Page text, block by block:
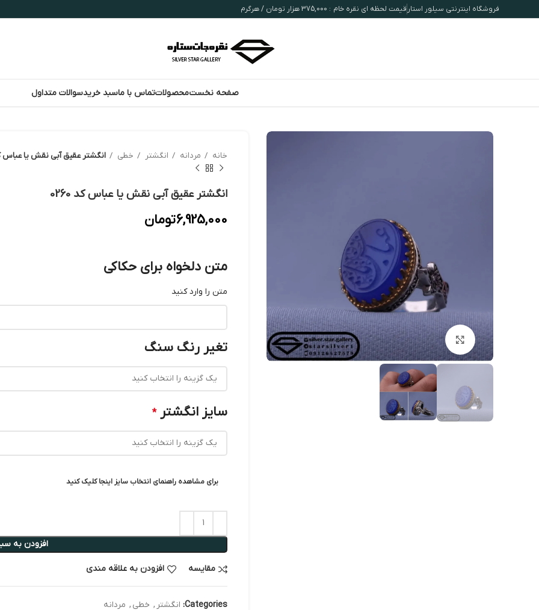
فروشگاه اینترنتی سیلور استار قیمت لحظه ای نقره خام : 375,000 هزار تومان / هرگرم
صفحه نخستمحصولاتتماس با ماسبد خریدسوالات متداول
بزرگنمایی تصویر
خانه مردانه انگشتر خطی انگشتر عقیق آبی نقش یا عباس کد
انگشتر عقیق آبی نقش یا عباس کد 0260
6,925,000تومان
متن دلخواه برای حکاکی
متن را وارد کنید
تغیر رنگ سنگ
سایز انگشتر*
برای مشاهده راهنمای انتخاب سایز اینجا کلیک کنید
افزودن به
مقایسه افزودن به علاقه مندی
Categories: انگشتر , خطی , مردانه